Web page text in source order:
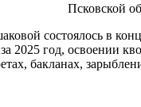
Псковской
состоялось в
за 2025 год,
бакланах,